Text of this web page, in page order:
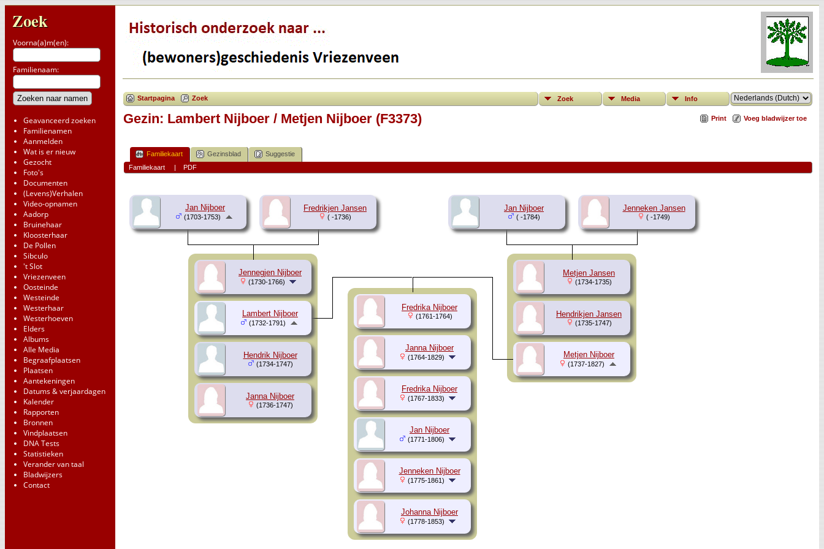
Zoek
Voorna(a)m(en):
Familienaam:
Geavanceerd zoeken
Familienamen
Aanmelden
Wat is er nieuw
Gezocht
Foto's
Documenten
(Levens)Verhalen
Video-opnamen
Aadorp
Bruinehaar
Kloosterhaar
De Pollen
Sibculo
't Slot
Vriezenveen
Oosteinde
Westeinde
Westerhaar
Westerhoeven
Elders
Albums
Alle Media
Begraafplaatsen
Plaatsen
Aantekeningen
Datums & verjaardagen
Kalender
Rapporten
Bronnen
Vindplaatsen
DNA Tests
Statistieken
Verander van taal
Bladwijzers
Contact
Startpagina Zoek Zoek Media Info
Print Voeg bladwijzer toe
Gezin: Lambert Nijboer / Metjen Nijboer (F3373)
Familiekaart Gezinsblad
Suggestie
Familiekaart
| PDF
Jan Nijboer
(1703-1753)
Fredrikjen Jansen
( -1736)
Jennegjen Nijboer
(1730-1766)
Hendrik Nijboer
(1734-1747)
Janna Nijboer
(1736-1747)
Jan Nijboer
( -1784)
Jenneken Jansen
( -1749)
Metjen Jansen
(1734-1735)
Hendrikjen Jansen
(1735-1747)
Lambert Nijboer
(1732-1791)
Metjen Nijboer
(1737-1827)
Fredrika Nijboer
(1761-1764)
Janna Nijboer
(1764-1829)
Fredrika Nijboer
(1767-1833)
Jan Nijboer
(1771-1806)
Jenneken Nijboer
(1775-1861)
Johanna Nijboer
(1778-1853)